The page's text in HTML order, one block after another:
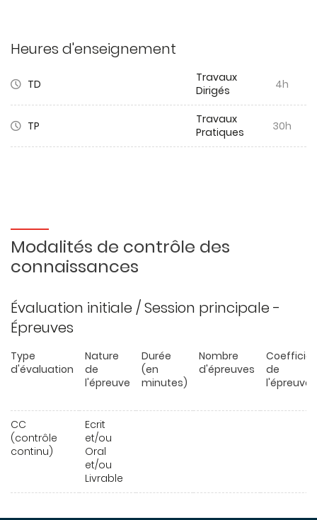
Heures d'enseignement
TD
Travaux
Dirigés
4h
TP
Travaux
Pratiques
30h
Modalités de contrôle des
connaissances
Évaluation initiale / Session principale -
Épreuves
Type
d'évaluation
Nature
de
l'épreuve
Durée
(en
minutes)
Nombre
d'épreuves
de
l'épreuve
CC
(contrôle
continu)
Ecrit
et/ou
Oral
et/ou
Livrable